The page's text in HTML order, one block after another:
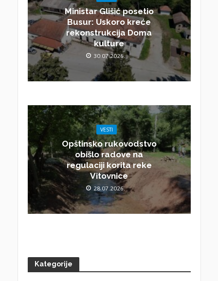
Ministar Glišić posetio
Busur: Uskoro kreće
rekonstrukcija Doma
kulture
30.07.2026.
VESTI
Opštinsko rukovodstvo
obišlo radove na
regulaciji korita reke
Vitovnice
28.07.2026.
Kategorije